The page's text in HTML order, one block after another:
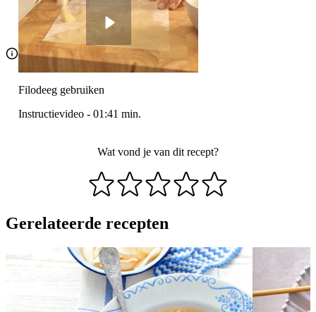
Filodeeg gebruiken
Instructievideo - 01:41 min.
Wat vond je van dit recept?
Gerelateerde recepten